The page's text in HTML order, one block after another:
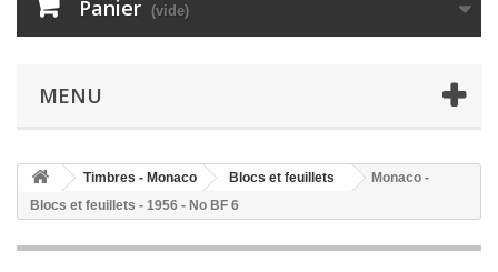
Panier (vide)
MENU
Timbres - Monaco Blocs et feuillets
Monaco -
Blocs et feuillets - 1956 - No BF 6